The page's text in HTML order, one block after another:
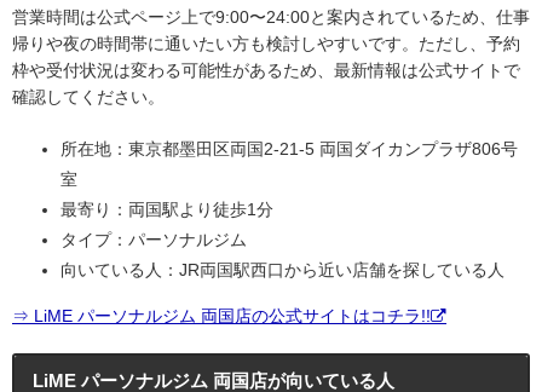
営業時間は公式ページ上で9:00〜24:00と案内されているため、仕事
帰りや夜の時間帯に通いたい方も検討しやすいです。ただし、予約
枠や受付状況は変わる可能性があるため、最新情報は公式サイトで
確認してください。
所在地：東京都墨田区両国2-21-5 両国ダイカンプラザ806号
室
最寄り：両国駅より徒歩1分
タイプ：パーソナルジム
向いている人：JR両国駅西口から近い店舗を探している人
⇒ LiME パーソナルジム 両国店の公式サイトはコチラ!!
LiME パーソナルジム 両国店が向いている人